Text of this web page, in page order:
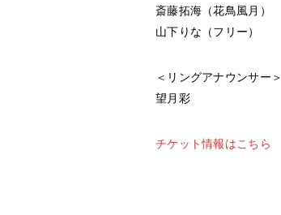
斎藤拓海（花鳥風月）
山下りな（フリー）
＜リングアナウンサー＞
望月彩
チケット情報はこちら